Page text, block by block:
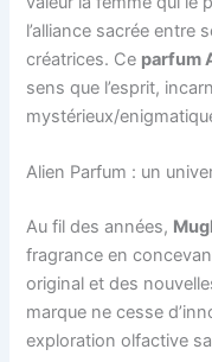
l’alliance sacrée entre
créatrices. Ce parfum
sens que l’esprit,
mystérieux/
Alien Parfum : un
Au fil des années,
fragrance en
original et des
marque ne cesse
exploration olfactive